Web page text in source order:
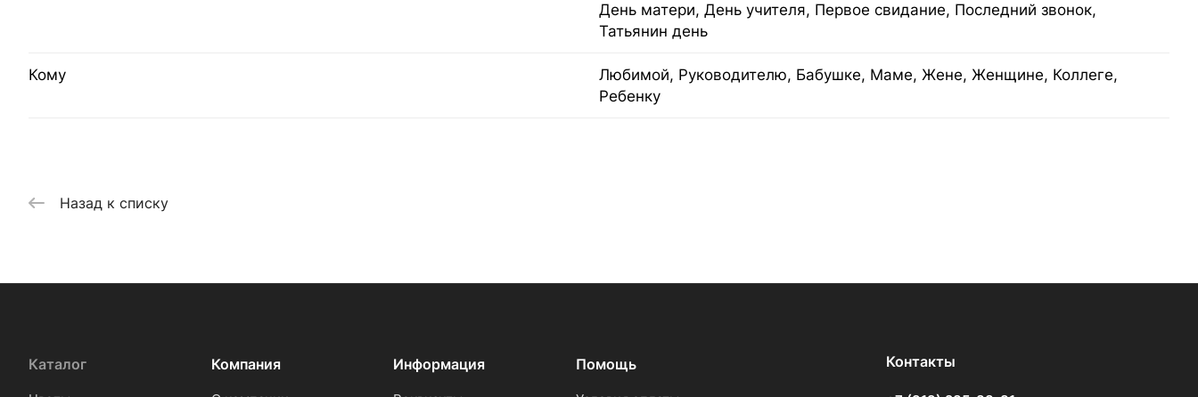
День матери, День учителя, Первое свидание, Последний звонок,
Татьянин день
Кому
Любимой, Руководителю, Бабушке, Маме, Жене, Женщине, Коллеге,
Ребенку
Назад к списку
Каталог Компания Информация Помощь Контакты